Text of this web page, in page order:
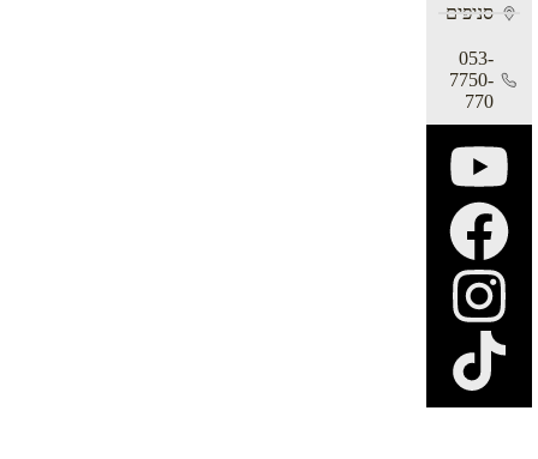
סניפים
053-
7750-
770